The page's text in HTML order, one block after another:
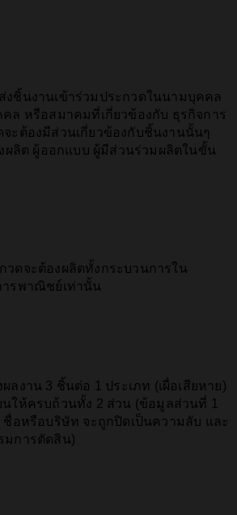
งชิ้นงานเข้าร่วมประกวดในนามบุคคล
ล หรือสมาคมที่เกี่ยวข้องกับ ธุรกิจการ
ะต้องมีส่วนเกี่ยวข้องกับชิ้นงานนั้นๆ
งผลิต ผู้ออกแบบ ผู้มีส่วนร่วมผลิตในขั้น
วดจะต้องผลิตทั้งกระบวนการใน
ารพาณิชย์เท่านั้น
ลงาน 3 ชิ้นต่อ 1 ประเภท (เผื่อเสียหาย)
นให้ครบถ้วนทั้ง 2 ส่วน (ข้อมูลส่วนที่ 1
ชื่อหรือบริษัท จะถูกปิดเป็นความลับ และ
มการตัดสิน)